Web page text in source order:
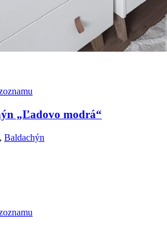
„Ľadovo modrá“
, Baldachýn